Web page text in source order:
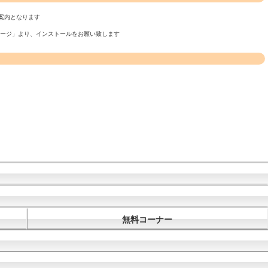
内となります
ジ」より、インストールをお願い致します
無料コーナー